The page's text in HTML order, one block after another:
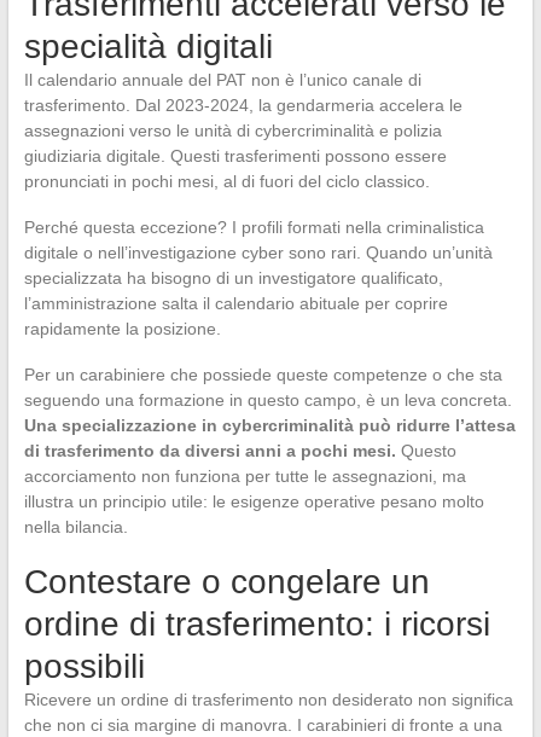
specialità digitali
Il calendario annuale del PAT non è l’unico canale di
trasferimento. Dal 2023-2024, la gendarmeria accelera le
assegnazioni verso le unità di cybercriminalità e polizia
giudiziaria digitale. Questi trasferimenti possono essere
pronunciati in pochi mesi, al di fuori del ciclo classico.
Perché questa eccezione? I profili formati nella criminalistica
digitale o nell’investigazione cyber sono rari. Quando un’unità
specializzata ha bisogno di un investigatore qualificato,
l’amministrazione salta il calendario abituale per coprire
rapidamente la posizione.
Per un carabiniere che possiede queste competenze o che sta
seguendo una formazione in questo campo, è un leva concreta.
Una specializzazione in cybercriminalità può ridurre l’attesa
di trasferimento da diversi anni a pochi mesi. Questo
accorciamento non funziona per tutte le assegnazioni, ma
illustra un principio utile: le esigenze operative pesano molto
nella bilancia.
Contestare o congelare un
ordine di trasferimento: i ricorsi
possibili
Ricevere un ordine di trasferimento non desiderato non significa
che non ci sia margine di manovra. I carabinieri di fronte a una